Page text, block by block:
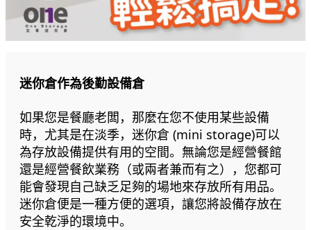
迷你倉作為後勤設備倉
如果您是餐廳老闆，那麼在您不使用某些設備
時，尤其是在淡季，迷你倉 (mini storage)可以
為存放設備提供有用的空間。無論您是經營餐館
還是經營餐飲業務（或兩者兼而有之），您都可
能會發現自己缺乏足夠的場地來存放所有用品。
迷你倉便是一種方便的選項，讓您將設備存放在
安全乾淨的環境中。